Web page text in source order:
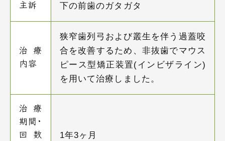
主訴 下の前歯のガタガタ
治療
内容
狭窄歯列弓および叢生を伴う過蓋咬
合を改善するため、非抜歯でマウス
ピース型矯正装置(インビザライン)
を用いて治療しました。
治療
期間・
回数
1年3ヶ月